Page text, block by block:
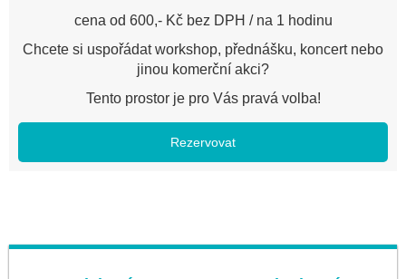
cena od 600,- Kč bez DPH / na 1 hodinu
Chcete si uspořádat workshop, přednášku, koncert nebo
jinou komerční akci?
Tento prostor je pro Vás pravá volba!
Rezervovat